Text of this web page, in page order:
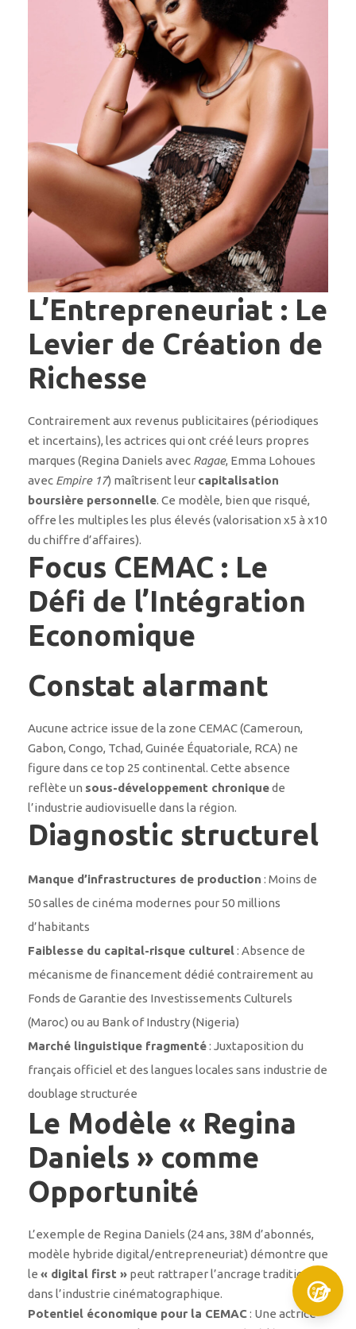
L’Entrepreneuriat : Le
Levier de Création de
Richesse
Contrairement aux revenus publicitaires (périodiques
et incertains), les actrices qui ont créé leurs propres
marques (Regina Daniels avec Ragae, Emma Lohoues
avec Empire 17) maîtrisent leur capitalisation
boursière personnelle. Ce modèle, bien que risqué,
offre les multiples les plus élevés (valorisation x5 à x10
du chiffre d’affaires).
Focus CEMAC : Le
Défi de l’Intégration
Economique
Constat alarmant
Aucune actrice issue de la zone CEMAC (Cameroun,
Gabon, Congo, Tchad, Guinée Équatoriale, RCA) ne
figure dans ce top 25 continental. Cette absence
reflète un sous-développement chroniquede
l’industrie audiovisuelle dans la région.
Diagnostic structurel
Manque d’infrastructures de production : Moins de
50 salles de cinéma modernes pour 50 millions
d’habitants
Faiblesse du capital-risque culturel: Absence de
mécanisme de financement dédié contrairement au
Fonds de Garantie des Investissements Culturels
(Maroc) ou au Bank of Industry (Nigeria)
Marché linguistique fragmenté: Juxtaposition du
français officiel et des langues locales sans industrie de
doublage structurée
Le Modèle « Regina
Daniels » comme
Opportunité
L’exemple de Regina Daniels (24 ans, 38M d’abonnés,
modèle hybride digital/entrepreneuriat) démontre que
le « digital first » peut rattraper l’ancrage traditionnel
dans l’industrie cinématographique.
Potentiel économique pour la CEMAC: Une actrice